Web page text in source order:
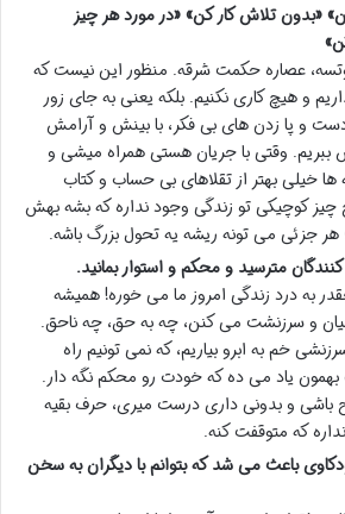
«بدون تلاش کار کن» «در مورد هر چیز
عصاره حکمت شرقه. منظور این نیست که
و هیچ کاری نکنیم. بلکه یعنی به جای زور
و پا زدن های بی فکر، با بینش و آرامش
ببریم. وقتی با جریان هستی همراه میشی و
خیلی بهتر از تقلاهای بی حساب و کتاب
کوچیکی تو زندگی وجود نداره که بشه بهش
هر جزئی می تونه ریشه یه تحول بزرگ باشه.
مترسید و محکم و استوار بمانید.
به درد زندگی امروز ما می خوره! همیشه
و سرزنشت می کنن، چه به حق، چه ناحق.
خم به ابرو بیاریم، که نمی تونیم راه
بهمون یاد می ده که خودت رو محکم نگه دار.
باشی و بدونی داری درست میری، حرف بقیه
که متوقفت کنه.
باعث می شد که بتوانم با دیگران به سخن